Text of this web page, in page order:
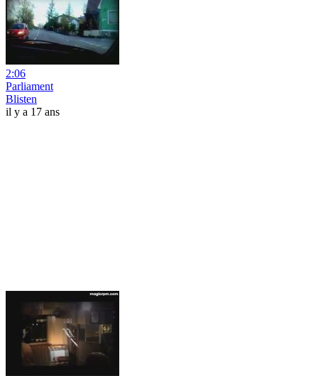
2:06
Parliament
Blisten
il y a 17 ans